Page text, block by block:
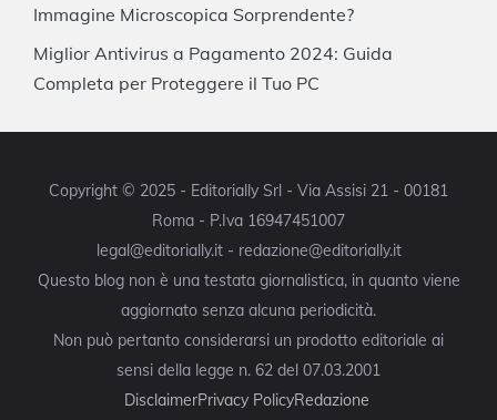
Immagine Microscopica Sorprendente?
Miglior Antivirus a Pagamento 2024: Guida
Completa per Proteggere il Tuo PC
Copyright © 2025 - Editorially Srl - Via Assisi 21 - 00181
Roma - P.Iva 16947451007
legal@editorially.it - redazione@editorially.it
Questo blog non è una testata giornalistica, in quanto viene
aggiornato senza alcuna periodicità.
Non può pertanto considerarsi un prodotto editoriale ai
sensi della legge n. 62 del 07.03.2001
DisclaimerPrivacy PolicyRedazione